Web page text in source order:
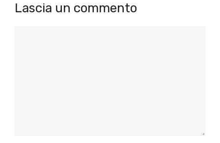
Lascia un commento